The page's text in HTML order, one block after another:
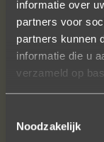
informatie over
partners voor
partners kunnen
informatie die u
verzameld op
Noodzakelijk